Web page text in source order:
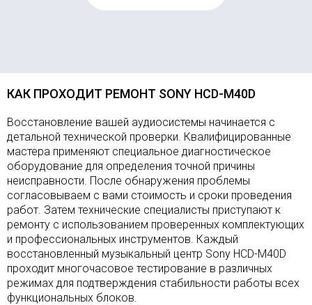
КАК ПРОХОДИТ РЕМОНТ SONY HCD-M40D
Восстановление вашей аудиосистемы начинается с
детальной технической проверки. Квалифицированные
мастера применяют специальное диагностическое
оборудование для определения точной причины
неисправности. После обнаружения проблемы
согласовываем с вами стоимость и сроки проведения
работ. Затем технические специалисты приступают к
ремонту с использованием проверенных комплектующих
и профессиональных инструментов. Каждый
восстановленный музыкальный центр Sony HCD-M40D
проходит многочасовое тестирование в различных
режимах для подтверждения стабильности работы всех
функциональных блоков.